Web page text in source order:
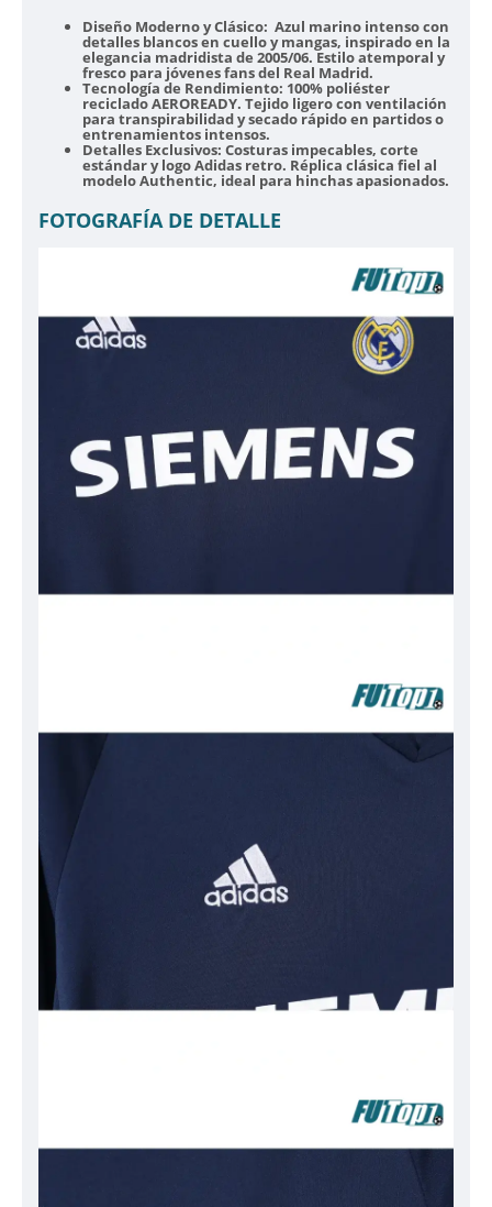
Diseño Moderno y Clásico: Azul marino intenso con
detalles blancos en cuello y mangas, inspirado en la
elegancia madridista de 2005/06. Estilo atemporal y
fresco para jóvenes fans del Real Madrid.
Tecnología de Rendimiento: 100% poliéster
reciclado AEROREADY. Tejido ligero con ventilación
para transpirabilidad y secado rápido en partidos o
entrenamientos intensos.
Detalles Exclusivos: Costuras impecables, corte
estándar y logo Adidas retro. Réplica clásica fiel al
modelo Authentic, ideal para hinchas apasionados.
FOTOGRAFÍA DE DETALLE